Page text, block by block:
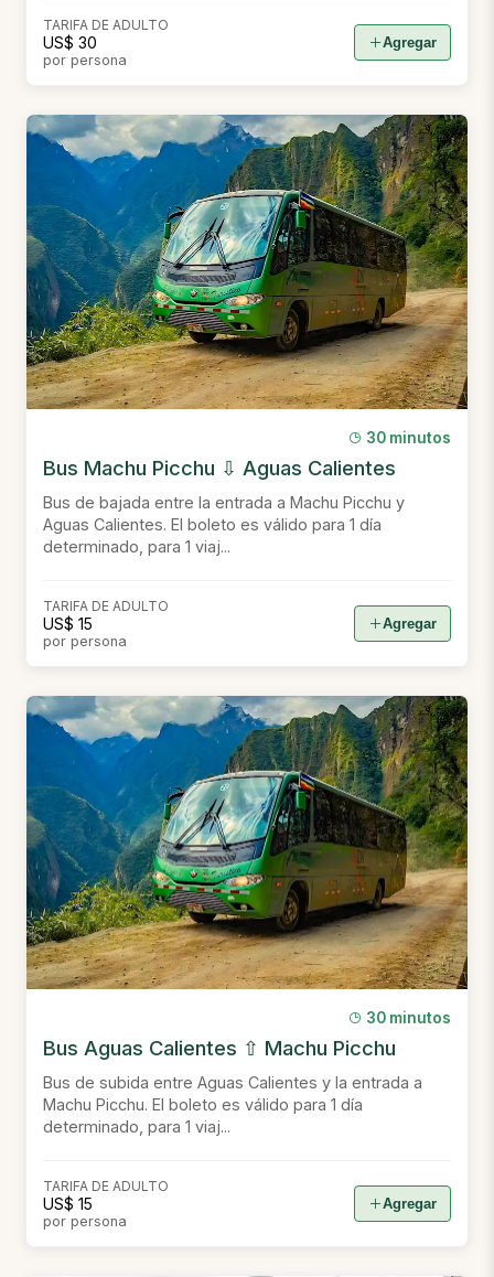
TARIFA DE ADULTO
US$ 30
por persona
Agregar
30 minutos
Bus Machu Picchu ⇩ Aguas Calientes
Bus de bajada entre la entrada a Machu Picchu y
Aguas Calientes. El boleto es válido para 1 día
determinado, para 1 viaj...
TARIFA DE ADULTO
US$ 15
por persona
Agregar
30 minutos
Bus Aguas Calientes ⇧ Machu Picchu
Bus de subida entre Aguas Calientes y la entrada a
Machu Picchu. El boleto es válido para 1 día
determinado, para 1 viaj...
TARIFA DE ADULTO
US$ 15
por persona
Agregar